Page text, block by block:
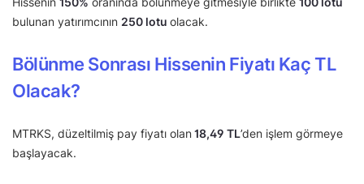
bulunan yatırımcının 250 lotu olacak.
Bölünme Sonrası Hissenin Fiyatı Kaç TL
Olacak?
MTRKS, düzeltilmiş pay fiyatı olan18,49 TL’den işlem görmeye
başlayacak.